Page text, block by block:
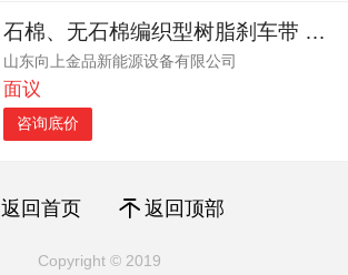
西藏 甘肃
青海
海南 新疆
台湾
澳门
石棉、无石棉编织型树脂刹车带 弹性好 韧性大
山东向上金品新能源设备有限公司
面议
咨询底价
返回首页 返回顶部
Copyright © 2019